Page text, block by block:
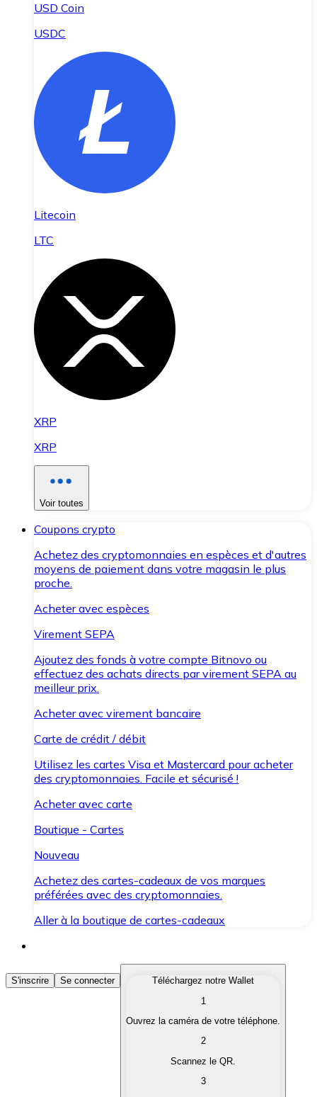
USD Coin
USDC
Litecoin
LTC
XRP
XRP
Voir toutes
Coupons crypto
Achetez des cryptomonnaies en espèces et d'autres
moyens de paiement dans votre magasin le plus
proche.
Acheter avec espèces
Virement SEPA
Ajoutez des fonds à votre compte Bitnovo ou
effectuez des achats directs par virement SEPA au
meilleur prix.
Acheter avec virement bancaire
Carte de crédit / débit
Utilisez les cartes Visa et Mastercard pour acheter
des cryptomonnaies. Facile et sécurisé !
Acheter avec carte
Boutique - Cartes
Nouveau
Achetez des cartes-cadeaux de vos marques
préférées avec des cryptomonnaies.
Aller à la boutique de cartes-cadeaux
Acheter des Cryptomonnaies
Achetez les cryptomonnaies qui vous intéressent
Convertissez vos cryptomonnaies en monnaie
S'inscrire Se connecter
Téléchargez notre Wallet
1
Ouvrez la caméra de votre téléphone.
2
Scannez le QR.
3